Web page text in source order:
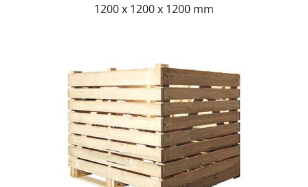
1200 x 1200 x 1200 mm